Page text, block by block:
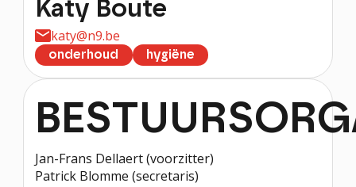
Katy Boute
katy@n9.be
onderhoud hygiëne
Jan-Frans Dellaert (voorzitter)
Patrick Blomme (secretaris)